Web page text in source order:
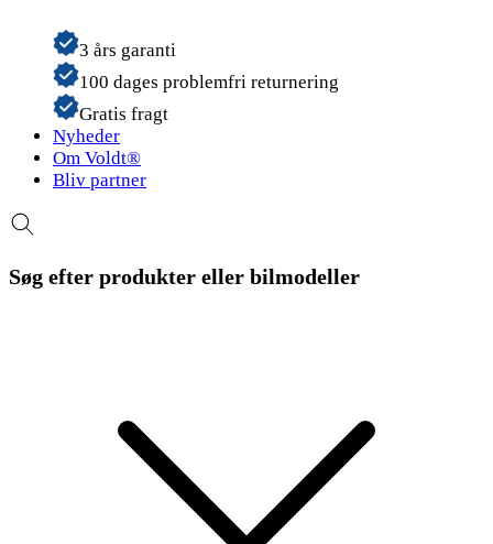
3 års garanti
100 dages problemfri returnering
Gratis fragt
Nyheder
Om Voldt®
Bliv partner
Søg efter produkter eller bilmodeller